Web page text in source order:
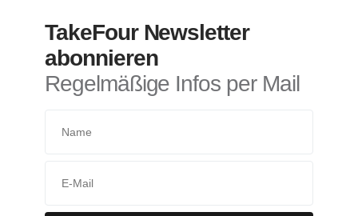
TakeFour Newsletter
abonnieren
Regelmäßige Infos per Mail